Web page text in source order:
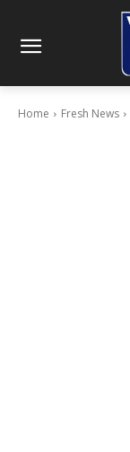
Home Fresh News